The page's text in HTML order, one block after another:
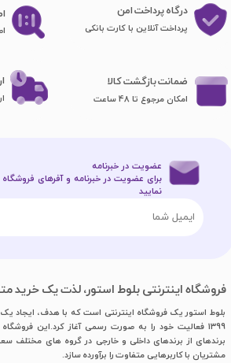
درگاه پرداخت امن
پرداخت آنلاین با کارت بانکی
فروشگاه اینترنتی بلوط استور، لذت یک خرید
بلوط استور یک فروشگاه اینترنتی است که با هدف، ایجاد یک
1399 فعالیت خود را به صورت رسمی آغاز کرد.این
برندهای از برندهای داخلی و خارجی در گروه های مختلف
مشتریان با کاربرهایی متفاوت را برآورده سازد.
ضمانت بازگشت کالا
امکان مرجوع تا 48 ساعت
عضویت در خبرنامه
برای عضویت در خبرنامه و آفرهای فروشگاه
نمایید​​​​​​​